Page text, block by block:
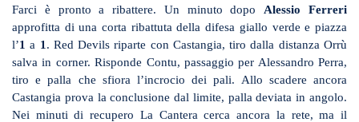
Farci è pronto a ribattere. Un minuto dopo Alessio Ferreri
approfitta di una corta ribattuta della difesa giallo verde e piazza
l’1 a 1 . Red Devils riparte con Castangia, tiro dalla distanza Orrù
salva in corner. Risponde Contu, passaggio per Alessandro Perra,
tiro e palla che sfiora l’incrocio dei pali. Allo scadere ancora
Castangia prova la conclusione dal limite, palla deviata in angolo.
Nei minuti di recupero La Cantera cerca ancora la rete, ma il